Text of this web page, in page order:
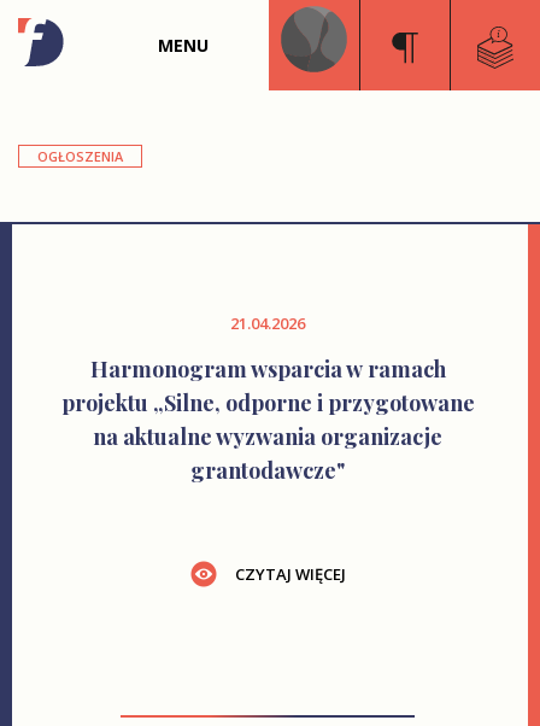
MENU
OGŁOSZENIA
21.04.2026
Harmonogram wsparcia w ramach
projektu „Silne, odporne i przygotowane
na aktualne wyzwania organizacje
grantodawcze"
CZYTAJ WIĘCEJ